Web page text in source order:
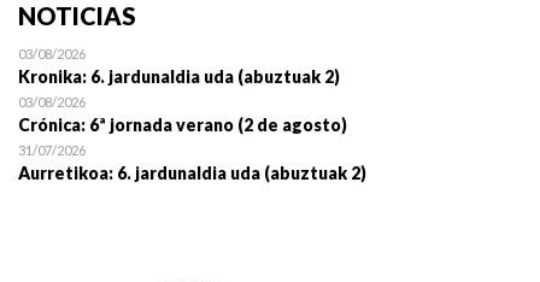
NOTICIAS
03/08/2026
Kronika: 6. jardunaldia uda (abuztuak 2)
03/08/2026
Crónica: 6ª jornada verano (2 de agosto)
31/07/2026
Aurretikoa: 6. jardunaldia uda (abuztuak 2)